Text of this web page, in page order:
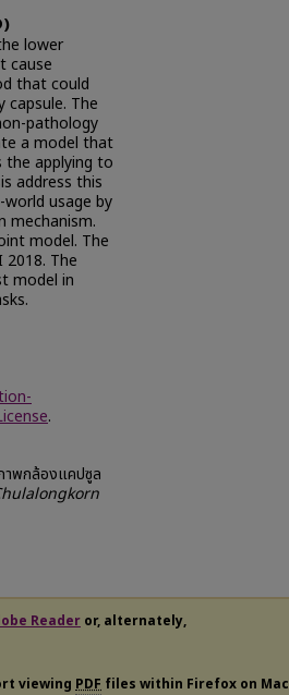
lower
cause
that could
capsule. The
pathology
a model that
applying to
address this
usage by
mechanism.
model. The
The
model in
.
าพกล้องแคปซูล
Reader or, alternately,
viewing PDF files within Firefox on Mac